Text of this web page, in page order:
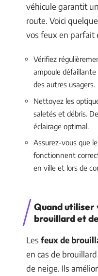
véhicule garantit
route. Voici
vos feux en parfait
Vérifiez
ampoule
des autres usagers.
Nettoyez les
saletés et débris.
éclairage optimal.
Assurez-vous que
fonctionnent
en ville et lors de
Quand utiliser
brouillard et
Les feux de
en cas de
de neige. Ils